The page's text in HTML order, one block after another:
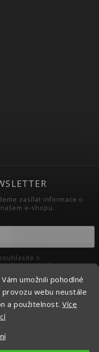
umožnili pohodlné
webu neustále
a použitelnost. Více
zasílat informace o
e-shopu.
údajů
cookies